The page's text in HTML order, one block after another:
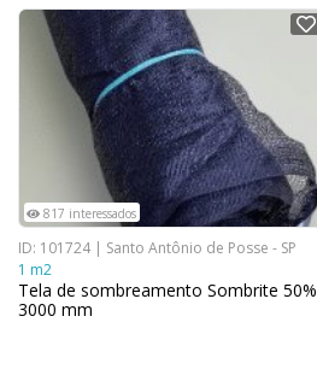
NOVO
817 interessados
ID: 101724 | Santo Antônio de Posse - SP
1 m2
Tela de sombreamento Sombrite 50%
3000 mm